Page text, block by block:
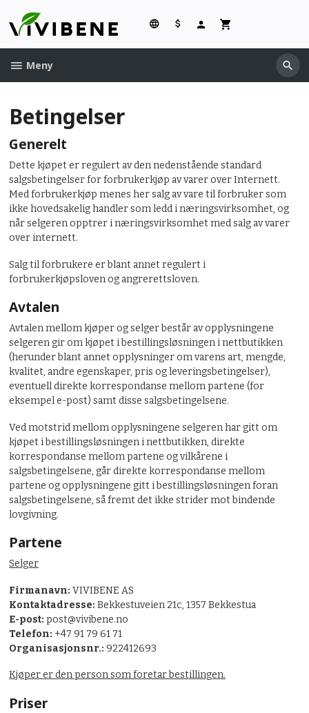
innholdet
Meny
Betingelser
Generelt
Dette kjøpet er regulert av den nedenstående standard
salgsbetingelser for forbrukerkjøp av varer over Internett.
Med forbrukerkjøp menes her salg av vare til forbruker som
ikke hovedsakelig handler som ledd i næringsvirksomhet, og
når selgeren opptrer i næringsvirksomhet med salg av varer
over internett.
Salg til forbrukere er blant annet regulert i
forbrukerkjøpsloven og angrerettsloven.
Avtalen
Avtalen mellom kjøper og selger består av opplysningene
selgeren gir om kjøpet i bestillingsløsningen i nettbutikken
(herunder blant annet opplysninger om varens art, mengde,
kvalitet, andre egenskaper, pris og leveringsbetingelser),
eventuell direkte korrespondanse mellom partene (for
eksempel e-post) samt disse salgsbetingelsene.
Ved motstrid mellom opplysningene selgeren har gitt om
kjøpet i bestillingsløsningen i nettbutikken, direkte
korrespondanse mellom partene og vilkårene i
salgsbetingelsene, går direkte korrespondanse mellom
partene og opplysningene gitt i bestillingsløsningen foran
salgsbetingelsene, så fremt det ikke strider mot bindende
lovgivning.
Partene
Selger
Firmanavn: VIVIBENE AS
Kontaktadresse: Bekkestuveien 21c, 1357 Bekkestua
E-post: post@vivibene.no
Telefon: +47 91 79 61 71
Organisasjonsnr.: 922412693
Kjøper er den person som foretar bestillingen.
Priser